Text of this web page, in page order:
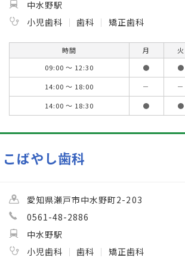
中水野駅
小児歯科
歯科 矯正歯科
時間 月 火
09:00 ～ 12:30
● ●
14:00 ～ 18:00
－ －
14:00 ～ 18:30
● ●
こばやし歯科
愛知県瀬戸市中水野町2-203
0561-48-2886
中水野駅
小児歯科
歯科 矯正歯科